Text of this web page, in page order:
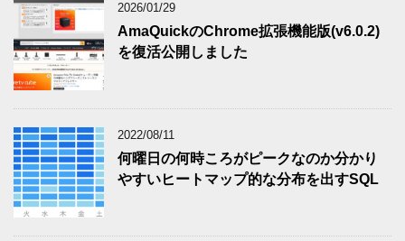
2026/01/29
AmaQuickのChrome拡張機能版(v6.0.2)
を復活公開しました
2022/08/11
何曜日の何時ころがピークなのか分かり
やすいヒートマップ的な分布を出すSQL